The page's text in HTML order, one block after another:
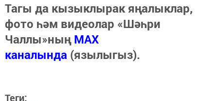
Тагы да кызыклырак яңалыклар,
фото һәм видеолар «Шәһри
Чаллы»ныңMAX
каналында (язылыгыз).
Теги: